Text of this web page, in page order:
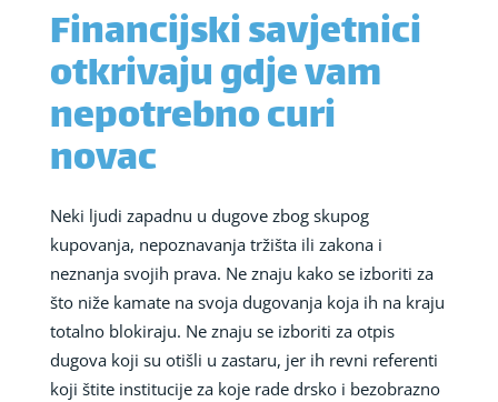
Financijski savjetnici
otkrivaju gdje vam
nepotrebno curi
novac
Neki ljudi zapadnu u dugove zbog skupog
kupovanja, nepoznavanja tržišta ili zakona i
neznanja svojih prava. Ne znaju kako se izboriti za
što niže kamate na svoja dugovanja koja ih na kraju
totalno blokiraju. Ne znaju se izboriti za otpis
dugova koji su otišli u zastaru, jer ih revni referenti
koji štite institucije za koje rade drsko i bezobrazno